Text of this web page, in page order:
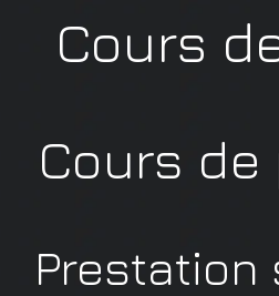
Cours
Cours
Prestation